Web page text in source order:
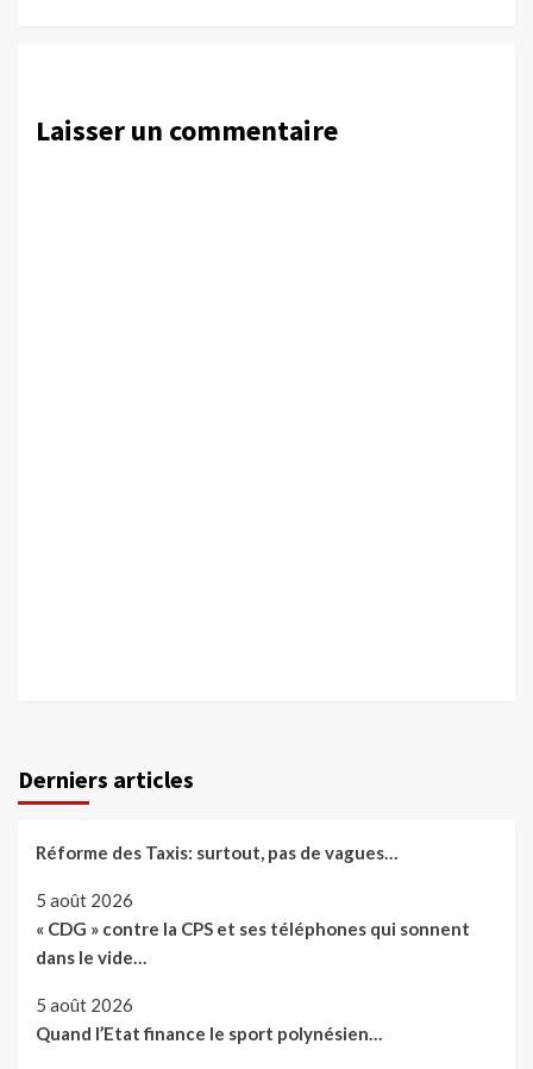
Laisser un commentaire
Derniers articles
Réforme des Taxis: surtout, pas de vagues…
5 août 2026
« CDG » contre la CPS et ses téléphones qui sonnent
dans le vide…
5 août 2026
Quand l’Etat finance le sport polynésien…